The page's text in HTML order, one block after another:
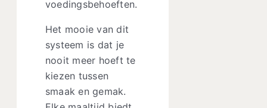
voedingsbehoeften.
Het mooie van dit
systeem is dat je
nooit meer hoeft te
kiezen tussen
smaak en gemak.